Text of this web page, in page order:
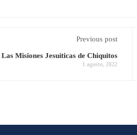
Previous post
Las Misiones Jesuíticas de Chiquitos
1 agosto, 2022